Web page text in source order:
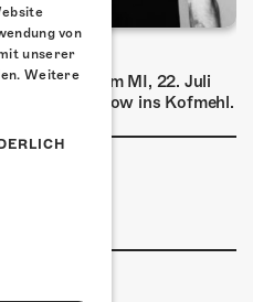
SHOW
kommen am MI, 22. Juli
Summer Show ins Kofmehl.
von
unserer
Weitere